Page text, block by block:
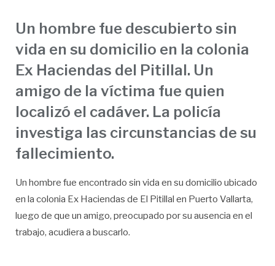
Un hombre fue descubierto sin
vida en su domicilio en la colonia
Ex Haciendas del Pitillal. Un
amigo de la víctima fue quien
localizó el cadáver. La policía
investiga las circunstancias de su
fallecimiento.
Un hombre fue encontrado sin vida en su domicilio ubicado
en la colonia Ex Haciendas de El Pitillal en Puerto Vallarta,
luego de que un amigo, preocupado por su ausencia en el
trabajo, acudiera a buscarlo.